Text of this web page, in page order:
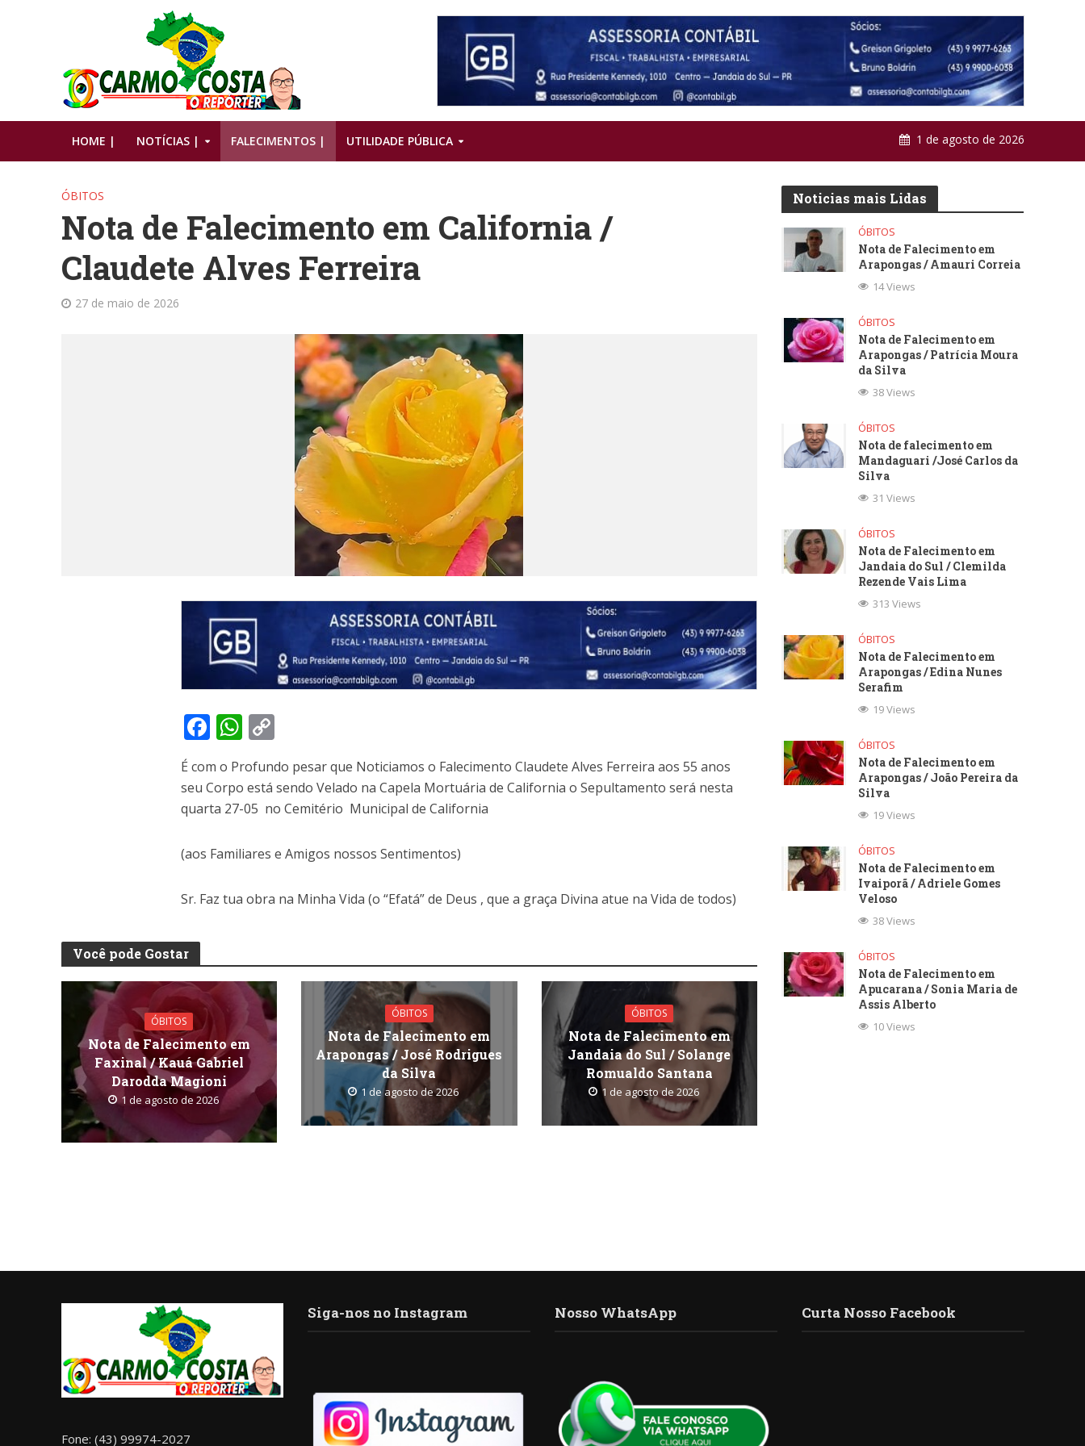
HOME | NOTÍCIAS | FALECIMENTOS | UTILIDADE PÚBLICA 1 de agosto de 2026
ÓBITOS
Nota de Falecimento em California /
Claudete Alves Ferreira
27 de maio de 2026
F
ac
e
b
o
W
h
at
s
p
o
p
y
n
É com o Profundo pesar que Noticiamos o Falecimento Claudete Alves Ferreira aos 55 anos
seu Corpo está sendo Velado na Capela Mortuária de California o Sepultamento será nesta
quarta 27-05 no Cemitério Municipal de California
(aos Familiares e Amigos nossos Sentimentos)
Sr. Faz tua obra na Minha Vida (o “Efatá” de Deus , que a graça Divina atue na Vida de todos)
Você pode Gostar
ÓBITOS
Nota de Falecimento em
Faxinal / Kauá Gabriel
Darodda Magioni
1 de agosto de 2026
ÓBITOS
Nota de Falecimento em
Arapongas / José Rodrigues
da Silva
1 de agosto de 2026
ÓBITOS
Nota de Falecimento em
Jandaia do Sul / Solange
Romualdo Santana
1 de agosto de 2026
Noticias mais Lidas
ÓBITOS
Nota de Falecimento em
Arapongas / Amauri Correia
14 Views
ÓBITOS
Nota de Falecimento em
Arapongas / Patrícia Moura
da Silva
38 Views
ÓBITOS
Nota de falecimento em
Mandaguari /José Carlos da
Silva
31 Views
ÓBITOS
Nota de Falecimento em
Jandaia do Sul / Clemilda
Rezende Vais Lima
313 Views
ÓBITOS
Nota de Falecimento em
Arapongas / Edina Nunes
Serafim
19 Views
ÓBITOS
Nota de Falecimento em
Arapongas / João Pereira da
Silva
19 Views
ÓBITOS
Nota de Falecimento em
Ivaiporã / Adriele Gomes
Veloso
38 Views
ÓBITOS
Nota de Falecimento em
Apucarana / Sonia Maria de
Assis Alberto
10 Views
Fone: (43) 99974-2027
Siga-nos no Instagram Nosso WhatsApp Curta Nosso Facebook